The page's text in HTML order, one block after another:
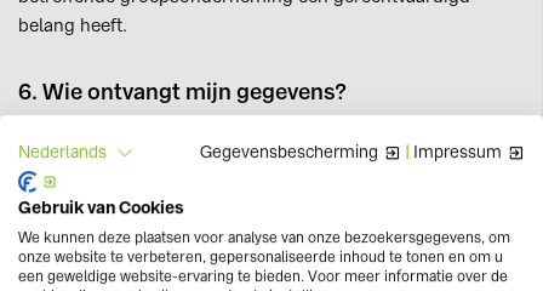
belang heeft.
6. Wie ontvangt mijn gegevens?
een opdracht, blijven wij toch verantwoordelijk voor de
bescherming van uw gegevens. Iedereen die opdrachten
verwerkt, is contractueel verplicht om uw gegevens
vertrouwelijk te behandelen en ze alleen voor die verrichting
te verwerken. Degenen die door ons worden ingezet om
Nederlands Gegevensbescherming | Impressum
Gebruik van Cookies
We kunnen deze plaatsen voor analyse van onze bezoekersgegevens, om
onze website te verbeteren, gepersonaliseerde inhoud te tonen en om u
een geweldige website-ervaring te bieden. Voor meer informatie over de